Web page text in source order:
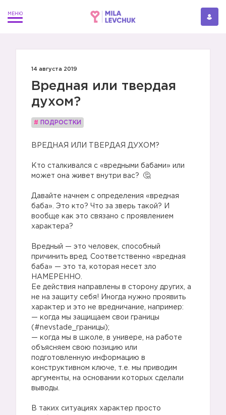
14 августа 2019
Вредная или твердая
духом?
# ПОДРОСТКИ
ВРЕДНАЯ ИЛИ ТВЕРДАЯ ДУХОМ?
Кто сталкивался с «вредными бабами» или
может она живет внутри вас?
Давайте начнем с определения «вредная
баба». Это кто? Что за зверь такой? И
вообще как это связано с проявлением
характера?
Вредный — это человек, способный
причинить вред. Соответственно «вредная
баба» — это та, которая несет зло
НАМЕРЕННО.
Ее действия направлены в сторону других, а
не на защиту себя! Иногда нужно проявить
характер и это не вредничание, например: ⠀
— когда мы защищаем свои границы
(#nevstade_границы);⠀
— когда мы в школе, в универе, на работе
объясняем свою позицию или
подготовленную информацию в
конструктивном ключе, т.е. мы приводим
аргументы, на основании которых сделали
выводы.
В таких ситуациях характер просто